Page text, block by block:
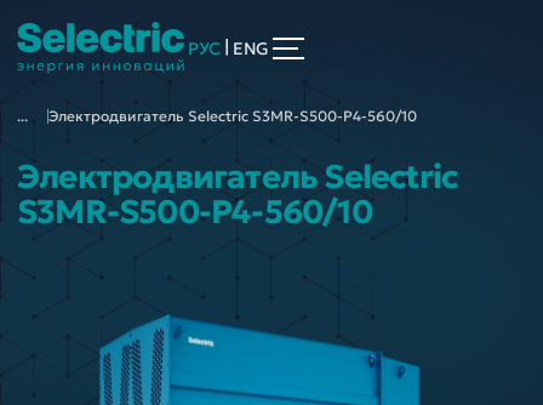
РУС ENG
... Электродвигатель Selectric S3MR-S500-P4-560/10
Электродвигатель Selectric
S3MR-S500-P4-560/10